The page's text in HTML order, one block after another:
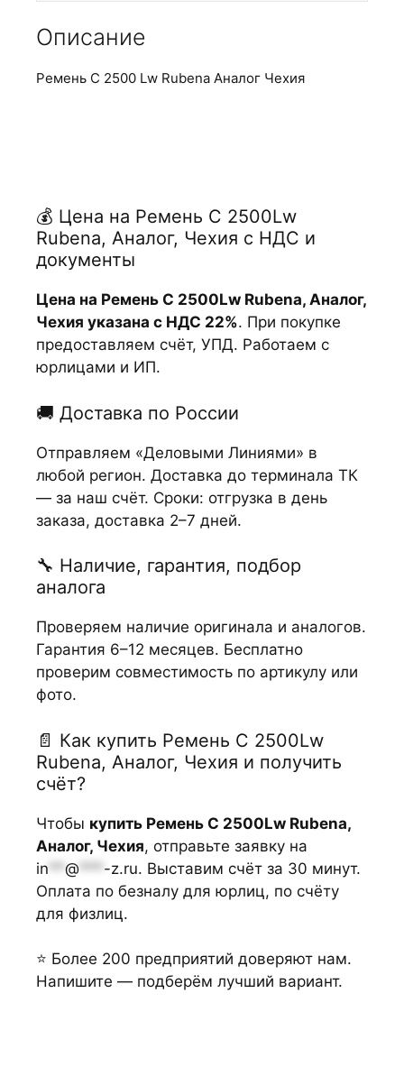
Описание
Ремень С 2500 Lw Rubena Аналог Чехия
💰 Цена на Ремень С 2500Lw
Rubena, Аналог, Чехия с НДС и
документы
Цена на Ремень С 2500Lw Rubena, Аналог,
Чехия указана с НДС 22%. При покупке
предоставляем счёт, УПД. Работаем с
юрлицами и ИП.
🚚 Доставка по России
Отправляем «Деловыми Линиями» в
любой регион. Доставка до терминала ТК
— за наш счёт. Сроки: отгрузка в день
заказа, доставка 2–7 дней.
🔧 Наличие, гарантия, подбор
аналога
Проверяем наличие оригинала и аналогов.
Гарантия 6–12 месяцев. Бесплатно
проверим совместимость по артикулу или
фото.
📄 Как купить Ремень С 2500Lw
Rubena, Аналог, Чехия и получить
счёт?
Чтобы купить Ремень С 2500Lw Rubena,
Аналог, Чехия, отправьте заявку на
in ** @ *** -z.ru. Выставим счёт за 30 минут.
Оплата по безналу для юрлиц, по счёту
для физлиц.
⭐ Более 200 предприятий доверяют нам.
Напишите — подберём лучший вариант.